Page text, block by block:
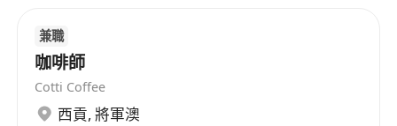
兼職
咖啡師
Cotti Coffee
西貢, 將軍澳